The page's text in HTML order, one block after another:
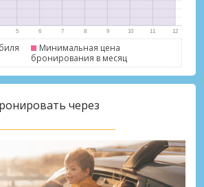
к эксклюзивным
партнёров
Минимальная цена
бронирования в месяц
через